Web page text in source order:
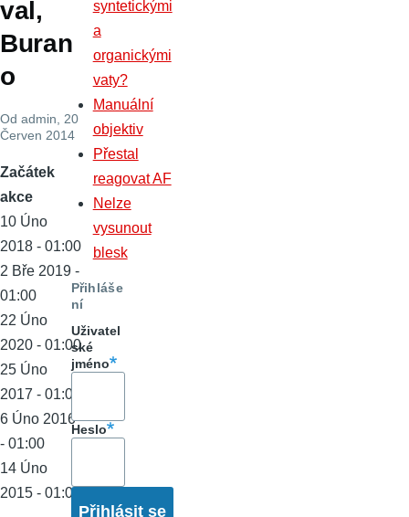
val,
Buran
o
Od admin , 20
Červen 2014
Začátek
akce
10 Úno
2018 - 01:00
2 Bře 2019 -
01:00
22 Úno
2020 - 01:00
25 Úno
2017 - 01:00
6 Úno 2016
- 01:00
14 Úno
2015 - 01:00
syntetickými
a
organickými
vaty?
Manuální
objektiv
Přestal
reagovat AF
Nelze
vysunout
blesk
Přihláše
ní
Uživatel
ské
jméno
Heslo